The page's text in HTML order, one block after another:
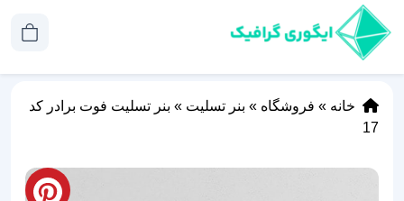
خانه » فروشگاه » بنر تسلیت » بنر تسلیت فوت برادر کد
17